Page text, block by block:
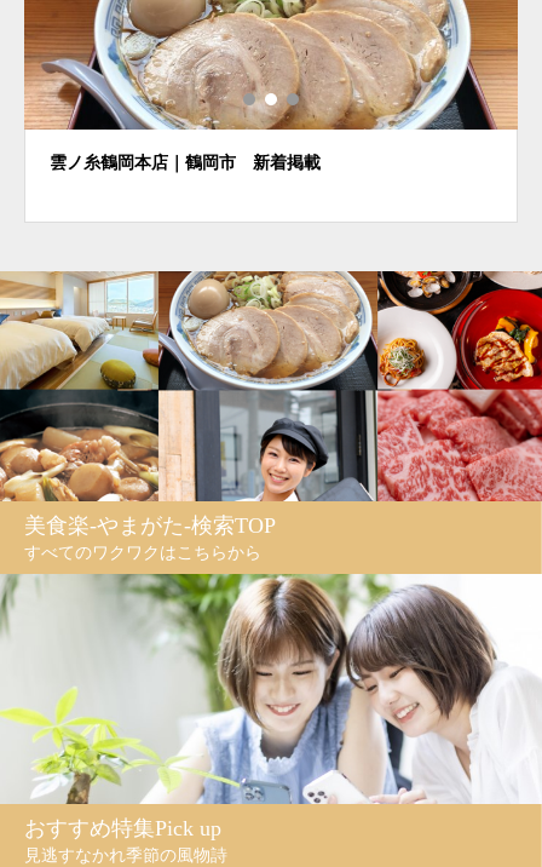
雲ノ糸鶴岡本店｜鶴岡市 新着掲載
美食楽-やまがた-検索TOP
すべてのワクワクはこちらから
おすすめ特集Pick up
見逃すなかれ季節の風物詩